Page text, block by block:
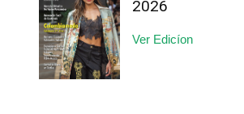
2026
Ver Edicíon